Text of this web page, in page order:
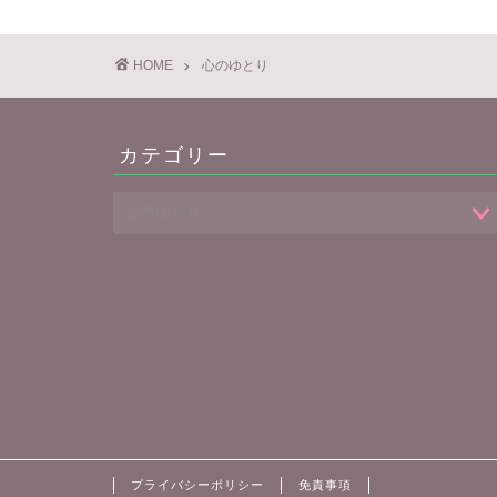
HOME 心のゆとり
カテゴリー
プライバシーポリシー 免責事項